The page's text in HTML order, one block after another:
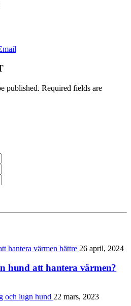
published. Required fields are
26 april, 2024
hund att hantera värmen?
22 mars, 2023